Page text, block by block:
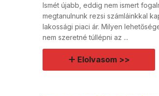
Ismét újabb, eddig nem ismert
megtanulnunk rezsi számláinkkal
lakossági piaci ár. Milyen
nem szeretné túllépni az ...
Elolvasom >>